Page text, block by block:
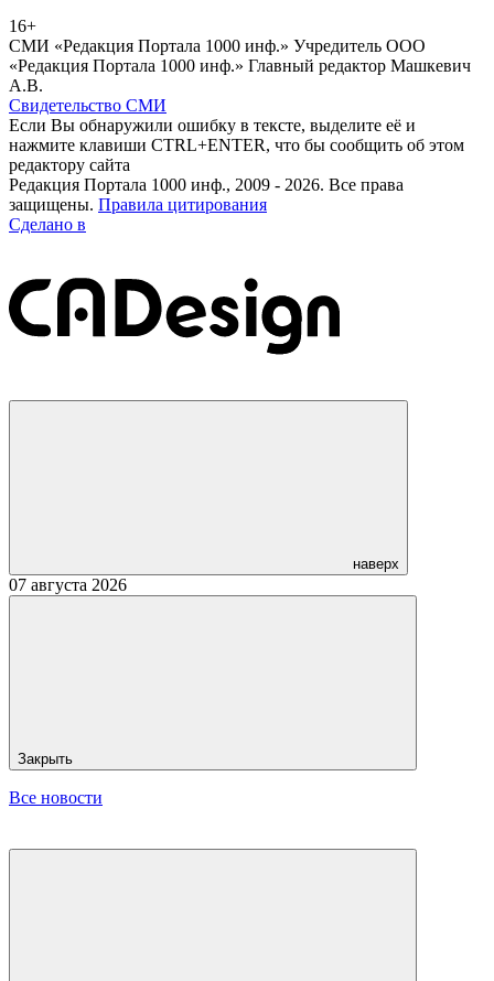
16+
СМИ «Редакция Портала 1000 инф.» Учредитель ООО
«Редакция Портала 1000 инф.» Главный редактор Машкевич
А.В.
Свидетельство СМИ
Если Вы обнаружили ошибку в тексте, выделите её и
нажмите клавиши CTRL+ENTER, что бы сообщить об этом
редактору сайта
Редакция Портала 1000 инф., 2009 - 2026. Все права
защищены. Правила цитирования
Сделано в
наверх
07 августа 2026
Закрыть
Все новости